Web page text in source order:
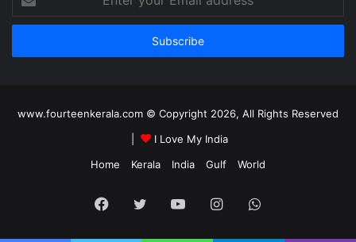
your
Email
www.fourteenkerala.com © Copyright 2026, All Rights Reserved
I Love My India
Home
Kerala India Gulf World
Facebook
TwitterYouTubeInstagramWhatsApp